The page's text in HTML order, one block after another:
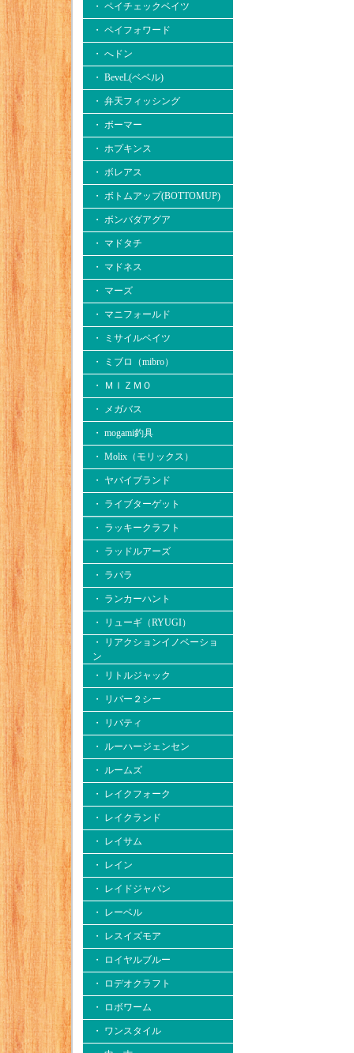
・ ペイチェックベイツ
・ ペイフォワード
・ へドン
・ BeveL(ベベル)
・ 弁天フィッシング
・ ボーマー
・ ホプキンス
・ ボレアス
・ ボトムアップ(BOTTOMUP)
・ ボンバダアグア
・ マドタチ
・ マドネス
・ マーズ
・ マニフォールド
・ ミサイルベイツ
・ ミブロ（mibro）
・ ＭＩＺＭＯ
・ メガバス
・ mogami釣具
・ Molix（モリックス）
・ ヤバイブランド
・ ライブターゲット
・ ラッキークラフト
・ ラッドルアーズ
・ ラパラ
・ ランカーハント
・ リューギ（RYUGI）
・ リアクションイノベーショ
ン
・ リトルジャック
・ リバー２シー
・ リバティ
・ ルーハージェンセン
・ ルームズ
・ レイクフォーク
・ レイクランド
・ レイサム
・ レイン
・ レイドジャパン
・ レーベル
・ レスイズモア
・ ロイヤルブルー
・ ロデオクラフト
・ ロボワーム
・ ワンスタイル